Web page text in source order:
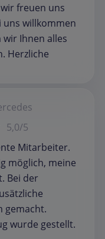
freuen uns
uns willkommen
wir Ihnen alles
Herzliche
5,0/5
Mitarbeiter.
möglich, meine
Bei der
gemacht.
wurde gestellt.